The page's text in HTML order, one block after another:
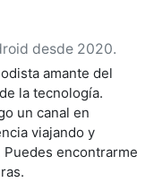
desde 2020.
amante del
la tecnología.
un canal en
viajando y
encontrarme